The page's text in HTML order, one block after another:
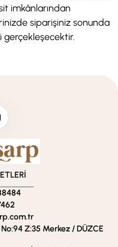
imkânlarından
siparişiniz sonunda
gerçekleşecektir.
Z:35 Merkez / DÜZCE